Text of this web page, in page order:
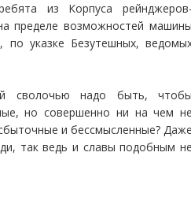
из Корпуса
пределе возможностей
по указке Безутешных,
сволочью надо быть,
но совершенно ни на чем
и бессмысленные?
так ведь и славы подобным